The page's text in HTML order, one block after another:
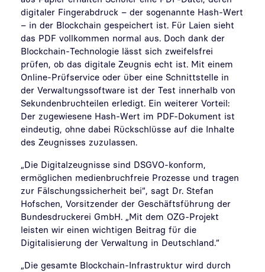
digitaler Fingerabdruck – der sogenannte Hash-Wert
– in der Blockchain gespeichert ist. Für Laien sieht
das PDF vollkommen normal aus. Doch dank der
Blockchain-Technologie lässt sich zweifelsfrei
prüfen, ob das digitale Zeugnis echt ist. Mit einem
Online-Prüfservice oder über eine Schnittstelle in
der Verwaltungssoftware ist der Test innerhalb von
Sekundenbruchteilen erledigt. Ein weiterer Vorteil:
Der zugewiesene Hash-Wert im PDF-Dokument ist
eindeutig, ohne dabei Rückschlüsse auf die Inhalte
des Zeugnisses zuzulassen.
„Die Digitalzeugnisse sind DSGVO-konform,
ermöglichen medienbruchfreie Prozesse und tragen
zur Fälschungssicherheit bei“, sagt Dr. Stefan
Hofschen, Vorsitzender der Geschäftsführung der
Bundesdruckerei GmbH. „Mit dem OZG-Projekt
leisten wir einen wichtigen Beitrag für die
Digitalisierung der Verwaltung in Deutschland.“
„Die gesamte Blockchain-Infrastruktur wird durch